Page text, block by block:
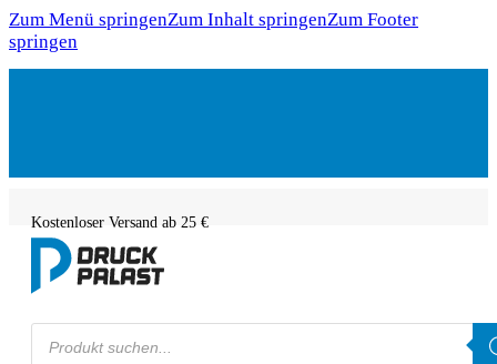
Zum Menü springenZum Inhalt springenZum Footer
springen
Kostenloser Versand ab 25 €
Products